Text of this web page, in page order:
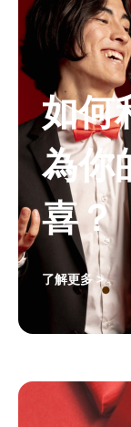
如何
為你
喜？
了解更多 >